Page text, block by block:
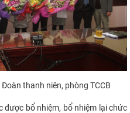
thanh niên, phòng TCCB
được bổ nhiệm, bổ nhiệm lạichức